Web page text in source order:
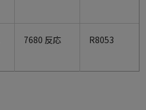
7680 反応 R8053